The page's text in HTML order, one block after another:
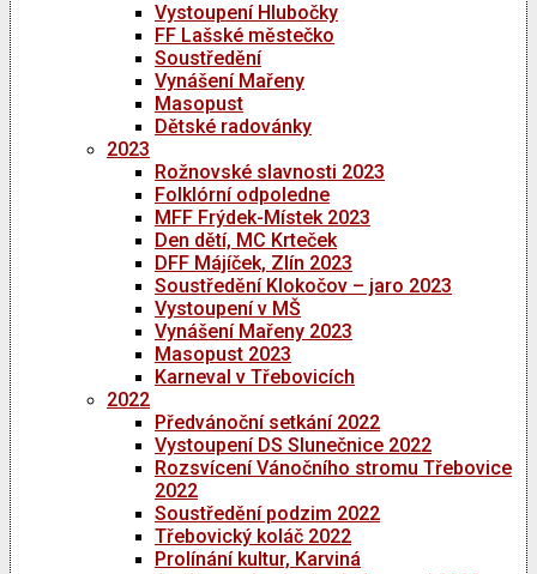
Vystoupení Hlubočky
FF Lašské městečko
Soustředění
Vynášení Mařeny
Masopust
Dětské radovánky
2023
Rožnovské slavnosti 2023
Folklórní odpoledne
MFF Frýdek-Místek 2023
Den dětí, MC Krteček
DFF Májíček, Zlín 2023
Soustředění Klokočov – jaro 2023
Vystoupení v MŠ
Vynášení Mařeny 2023
Masopust 2023
Karneval v Třebovicích
2022
Předvánoční setkání 2022
Vystoupení DS Slunečnice 2022
Rozsvícení Vánočního stromu Třebovice
2022
Soustředění podzim 2022
Třebovický koláč 2022
Prolínání kultur, Karviná